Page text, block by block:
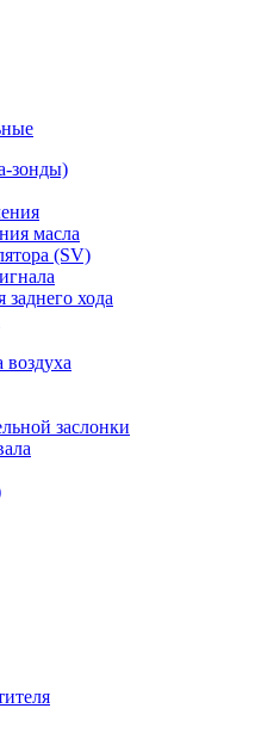
зонды)
масла
(SV)
хода
воздуха
заслонки